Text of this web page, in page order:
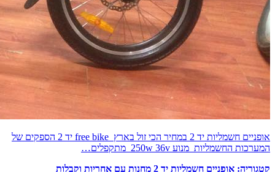
אופניים חשמליות יד 2 במחיר הכי זול בארץ free bike יד 2 הספקים של
המערכות החשמליות מנוע 250w 36v מתקפלים…
קטגוריה: אופניים חשמליות יד 2 מחנות עם אחריות וקבלות